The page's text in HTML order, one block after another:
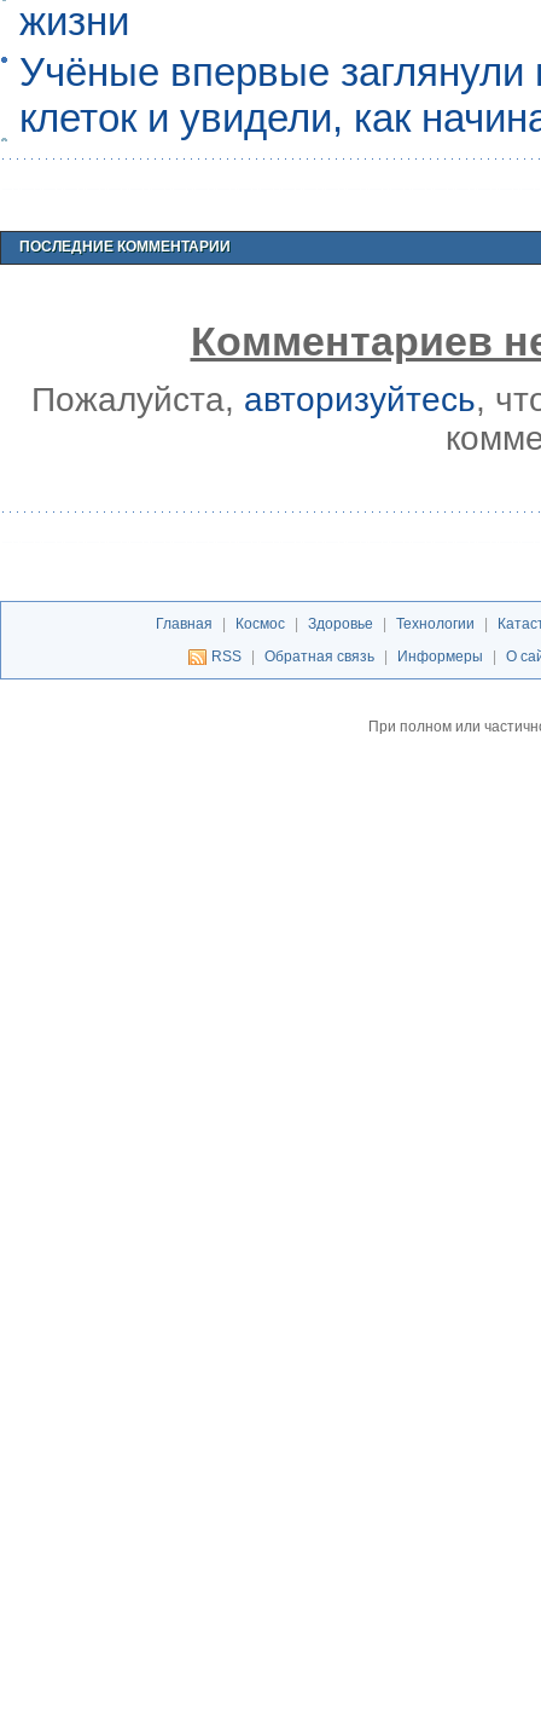
жизни
Учёные впервые
клеток и увидели, как
ПОСЛЕДНИЕ КОММЕНТАРИИ
Комментариев
Пожалуйста, авторизуйтесь,
Главная | Космос | Здоровье | Технологии |
RSS
| Обратная связь | Информеры | О
При полном или